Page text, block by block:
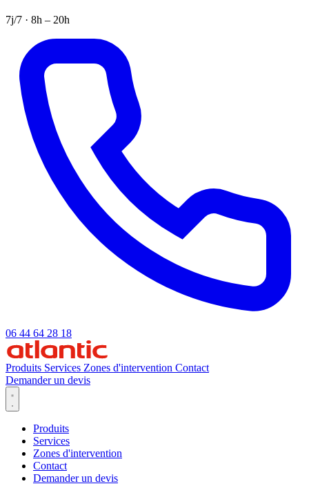
7j/7 · 8h – 20h
06 44 64 28 18
Produits Services Zones d'intervention Contact
Demander un devis
Produits
Services
Zones d'intervention
Contact
Demander un devis